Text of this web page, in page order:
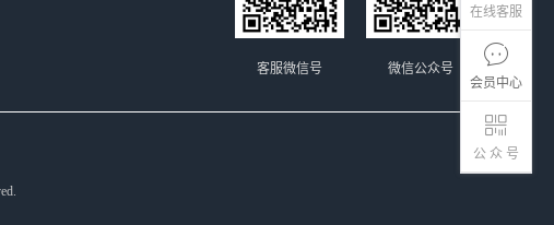
在线客服
会员中心
公 众 号
微信公众号
客服微信号